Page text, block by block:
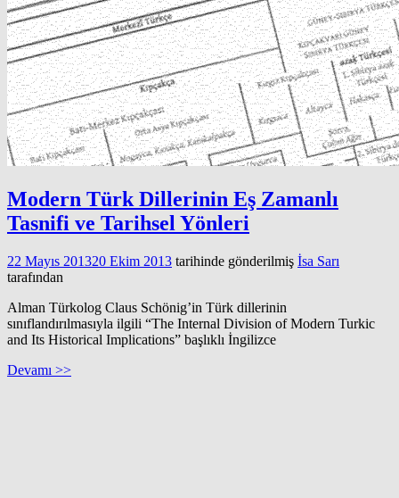
Modern Türk Dillerinin Eş Zamanlı
Tasnifi ve Tarihsel Yönleri
22 Mayıs 201320 Ekim 2013 tarihinde gönderilmiş İsa Sarı
tarafından
Alman Türkolog Claus Schönig’in Türk dillerinin
sınıflandırılmasıyla ilgili “The Internal Division of Modern Turkic
and Its Historical Implications” başlıklı İngilizce
Devamı >>